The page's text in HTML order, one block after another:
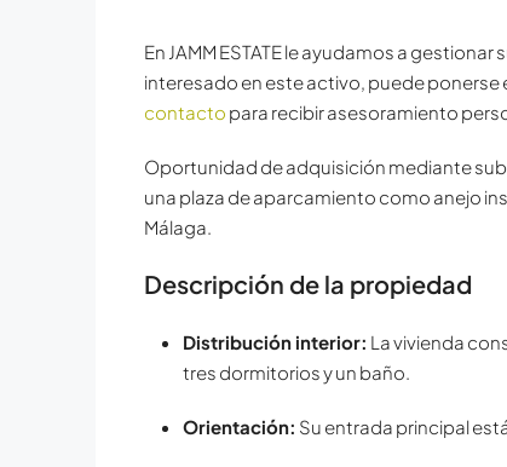
En JAMM ESTATE le ayudamos a
interesado en este activo, puede
contacto para recibir asesoramiento
Oportunidad de adquisición mediante
una plaza de aparcamiento como anejo
Málaga.
Descripción de la propiedad
Distribución interior: La vivienda
tres dormitorios y un baño.
Orientación: Su entrada principal